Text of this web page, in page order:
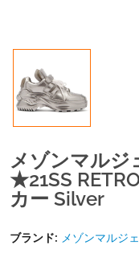
メゾンマルジ
★21SS
カー Silver
ブランド: メゾンマルジ